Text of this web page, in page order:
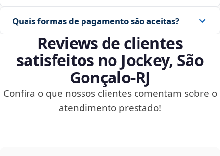
Quais formas de pagamento são aceitas?
Reviews de clientes
satisfeitos no Jockey, São
Gonçalo‑RJ
Confira o que nossos clientes comentam sobre o
atendimento prestado!